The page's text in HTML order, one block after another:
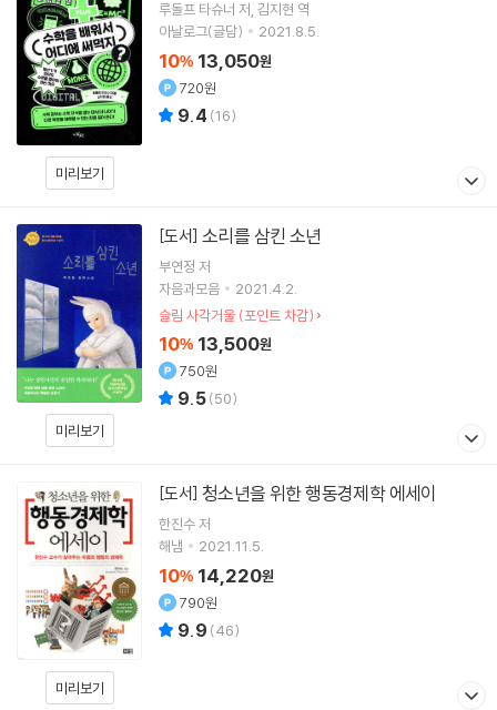
미리보기
루돌프 타슈너 저 김지현 역
아날로그(글담)
2021.8.5.
10% 13,050원
720원
9.4 (16)
미리보기
[도서] 소리를 삼킨 소년
부연정 저
자음과모음
2021.4.2.
슬림 사각거울 (포인트 차감)
10% 13,500원
750원
9.5(50)
미리보기
[도서] 청소년을 위한 행동경제학 에세이
한진수저
해냄
2021.11.5.
10% 14,220원
790원
9.9 (46)